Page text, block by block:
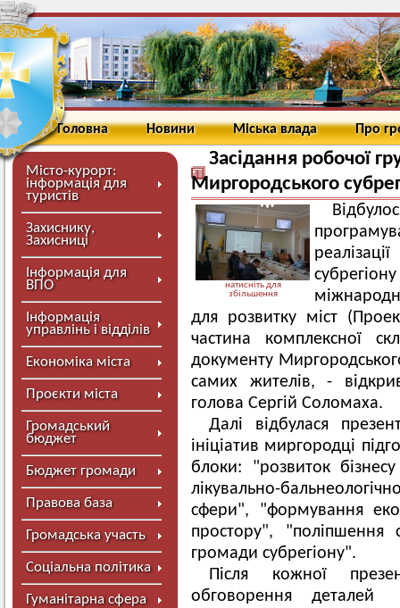
Головна Новини Міська влада Про
Місто-курорт:
інформація для
туристів
Захиснику,
Захисниці
Інформація для
ВПО
Інформація
управлінь і відділів
Економіка міста
Проєкти міста
Громадський
бюджет
Бюджет громади
Правова база
Громадська участь
Соціальна політика
Гуманітарна сфера
Засідання робочої
Миргородського
натисніть для
збільшення
для розвитку міст
частина комплексної
документу
самих жителів, -
голова Сергій Соломаха.
Далі відбулася
ініціатив миргородці
блоки: "розвиток
лікувально-
сфери", "формування еко
простору", "поліпшення
громади субрегіону".
Після кожної
обговорення деталей